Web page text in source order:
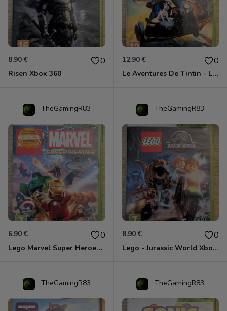
8.90 € 0
Risen Xbox 360
12.90 € 0
Le Aventures De Tintin - Le Secret De La Licorne Xbox 360
TheGamingR83
6.90 € 0
Lego Marvel Super Heroes Xbox 360
TheGamingR83
8.90 € 0
Lego - Jurassic World Xbox 360
TheGamingR83 TheGamingR83